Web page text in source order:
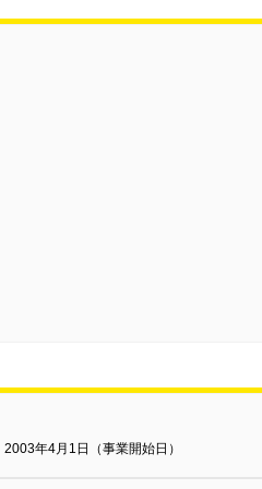
2003年4月1日（事業開始日）